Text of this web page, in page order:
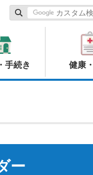
手続き 健康
ー